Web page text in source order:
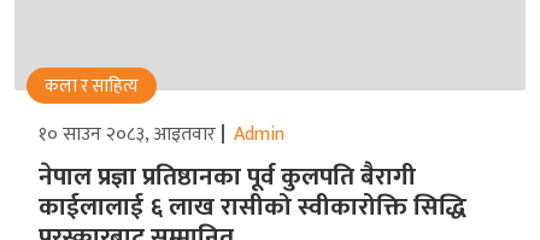
कला र साहित्य
१० साउन २०८३, आइतवार Admin
नेपाल प्रज्ञा प्रतिष्ठानका पूर्व कुलपति बैरागी
काईलालाई ६ लाख रासीको स्वीकारोक्ति सिद्धि